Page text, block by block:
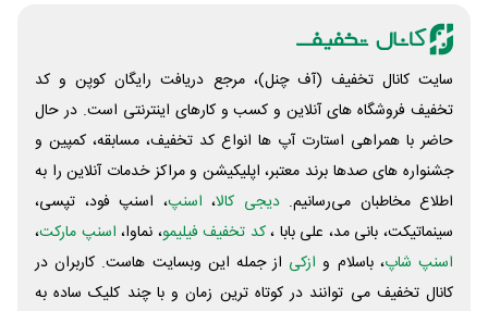
سایت کانال تخفیف (آف چنل)، مرجع دریافت رایگان کوپن و کد
تخفیف فروشگاه های آنلاین و کسب و‌ کارهای اینترنتی است. در حال
حاضر با همراهی استارت آپ ها انواع کد تخفیف، مسابقه، کمپین و
جشنواره های صدها برند معتبر، اپلیکیشن و مراکز خدمات آنلاین را به
اطلاع مخاطبان می‌رسانیم. دیجی کالا، اسنپ، اسنپ فود، تپسی،
سینماتیکت، بانی مد، علی‌ بابا ،کد تخفیف فیلیمو، نماوا، اسنپ مارکت،
اسنپ شاپ، باسلام و ازکی از جمله این وبسایت ‌هاست. کاربران در
کانال تخفیف می توانند در کوتاه ترین زمان و با چند کلیک ساده به